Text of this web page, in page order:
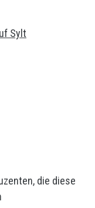
Sylt
die diese